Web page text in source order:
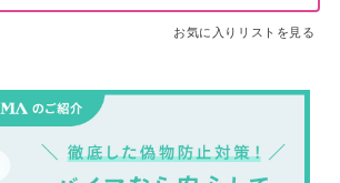
お気に入りリストを見る